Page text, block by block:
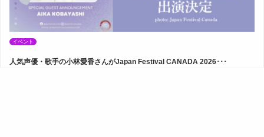
イベント
人気声優・歌手の小林愛香さんがJapan Festival CANADA 2026･･･